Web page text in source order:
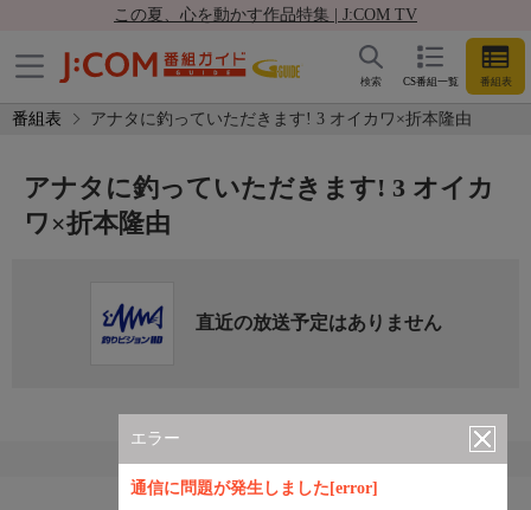
この夏、心を動かす作品特集 | J:COM TV
CS番組一覧 番組表
検索
番組表 アナタに釣っていただきます! 3 オイカワ×折本隆由
エラー
通信に問題が発生しました[error]
アナタに釣っていただきます! 3 オイカ
ワ×折本隆由
直近の放送予定はありません